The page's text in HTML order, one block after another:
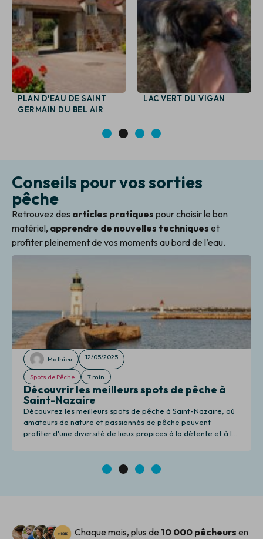
PLAN D'EAU DE SAINT
GERMAIN DU BEL AIR
LAC VERT DU VIGAN
3 4
Conseils pour vos sorties
pêche
Retrouvez des articles pratiques pour choisir le bon
matériel, apprendre de nouvelles techniques et
profiter pleinement de vos moments au bord de l’eau.
Mathieu 12/05/2025
Spots de Pêche 7 min
Découvrir les meilleurs spots de pêche à
Saint-Nazaire
Découvrez les meilleurs spots de pêche à Saint-Nazaire, où
amateurs de nature et passionnés de pêche peuvent
profiter d'une diversité de lieux propices à la détente et à la
3 4
Chaque mois, plus de 10 000 pêcheurs en